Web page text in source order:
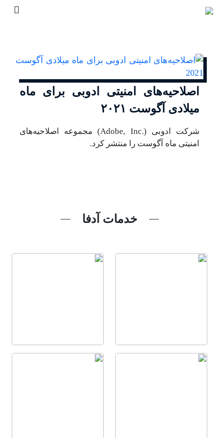
اصلاحیه‌های امنیتی ادوبی برای ماه
میلادی آگوست ۲۰۲۱
شرکت ادوبی (.Adobe, Inc) مجموعه اصلاحیه‌های
امنیتی ماه آگوست را منتشر کرد.
خدمات آدفا